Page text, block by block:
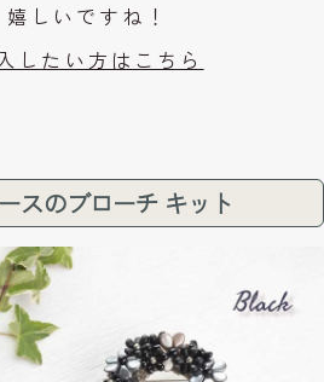
しいですね！
したい方はこちら
スのブローチ キット